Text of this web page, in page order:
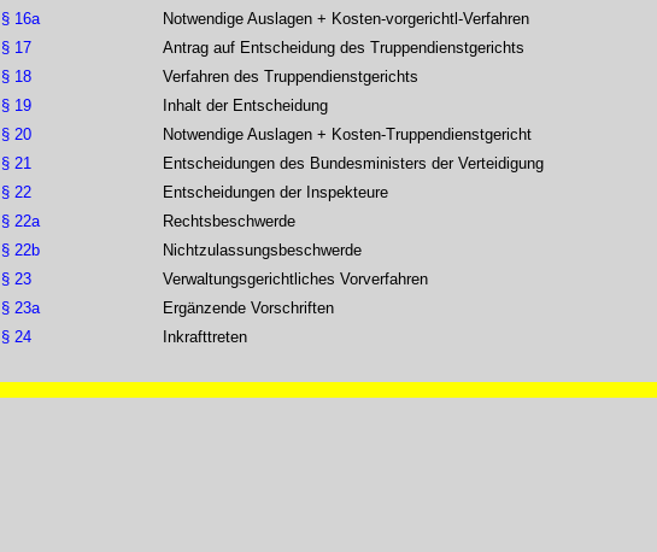
§ 16a
§ 17
§ 18
§ 19
§ 20
§ 21
§ 22
§ 22a
§ 22b
§ 23
§ 23a
§ 24
Notwendige Auslagen + Kosten-vorgerichtl-Verfahren
Antrag auf Entscheidung des Truppendienstgerichts
Verfahren des Truppendienstgerichts
Inhalt der Entscheidung
Notwendige Auslagen + Kosten-Truppendienstgericht
Entscheidungen des Bundesministers der Verteidigung
Entscheidungen der Inspekteure
Rechtsbeschwerde
Nichtzulassungsbeschwerde
Verwaltungsgerichtliches Vorverfahren
Ergänzende Vorschriften
Inkrafttreten